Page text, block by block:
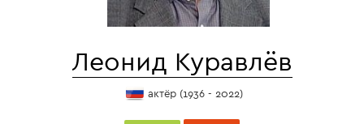
Леонид Куравлёв
актёр (1936 - 2022)